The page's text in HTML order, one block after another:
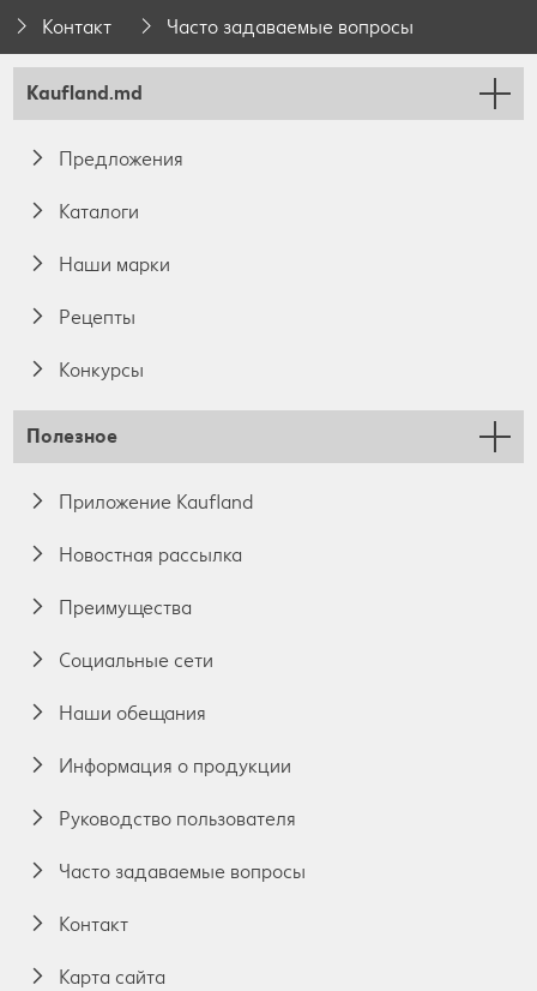
Контакт Часто задаваемые вопросы
Kaufland.md
Предложения
Каталоги
Наши марки
Pецепты
Конкурсы
Полезное
Приложение Kaufland
Новостная рассылка
Преимущества
Социальные сети
Наши обещания
Информация о продукции
Руководство пользователя
Часто задаваемые вопросы
Контакт
Карта сайта